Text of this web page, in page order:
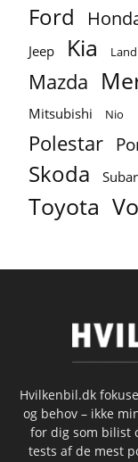
Ford
Jeep Kia
Mazda
Mitsubishi Nio
Polestar
Skoda
Toyota
Hvilkenbil.dk
og behov – ikke
for dig som bilist
tests af de mest